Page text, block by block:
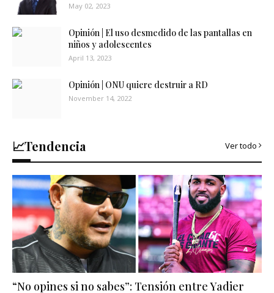
May 02, 2023
Opinión | El uso desmedido de las pantallas en
niños y adolescentes
April 13, 2023
Opinión | ONU quiere destruir a RD
November 14, 2022
📈Tendencia Ver todo
“No opines si no sabes”: Tensión entre Yadier